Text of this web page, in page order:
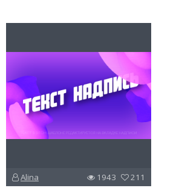
u Alina v 1943 l 211